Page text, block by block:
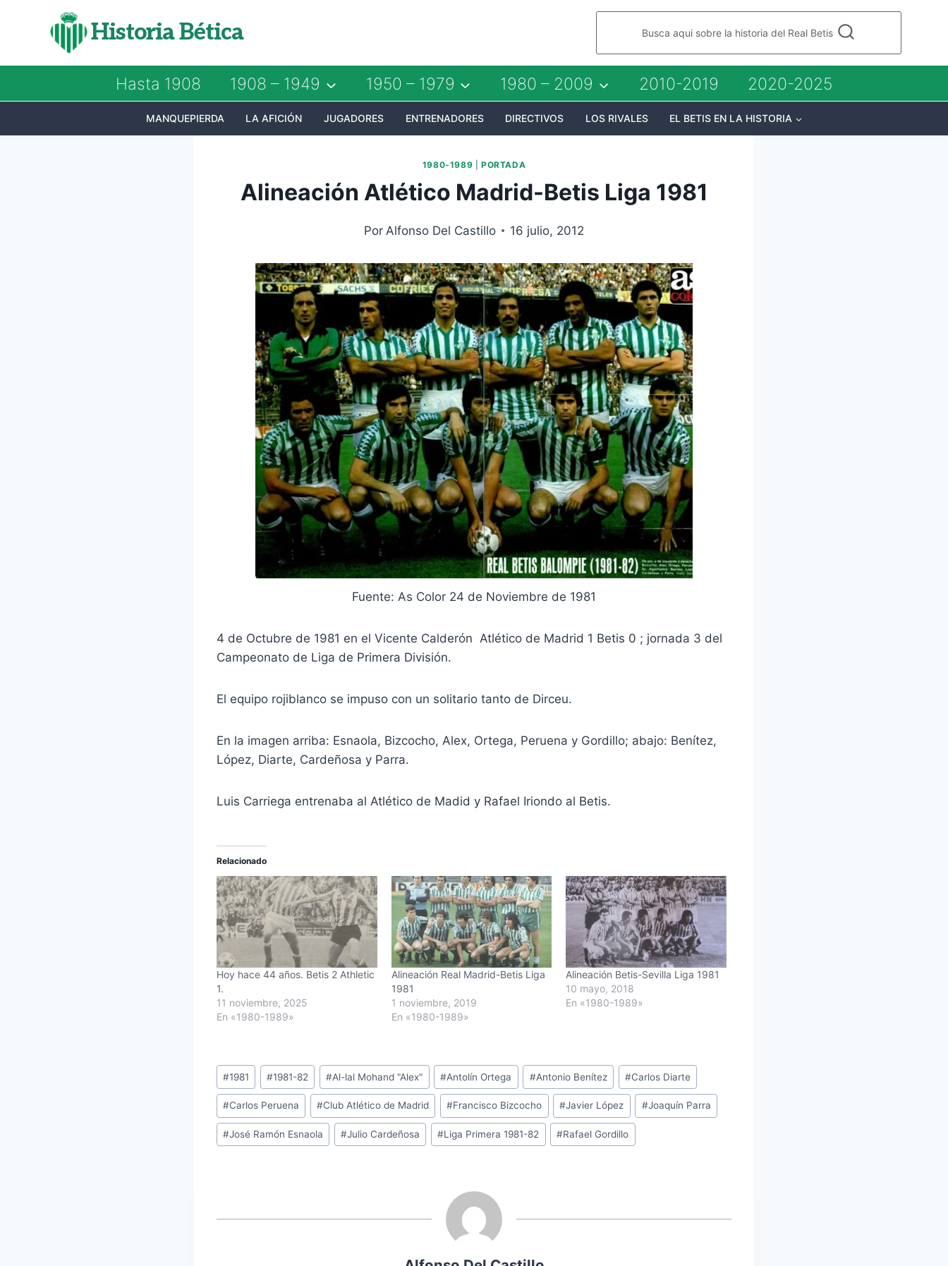
Historia Bética Busca aqui sobre la historia del Real Betis
Hasta 1908 1908 – 1949 1950 – 1979 1980 – 2009 2010-2019 2020-2025
MANQUEPIERDA LA AFICIÓN JUGADORES ENTRENADORES DIRECTIVOS LOS RIVALES EL BETIS EN LA HISTORIA
1980-1989 PORTADA
Alineación Atlético Madrid-Betis Liga 1981
Por Alfonso Del Castillo 16 julio, 2012
Fuente: As Color 24 de Noviembre de 1981
4 de Octubre de 1981 en el Vicente Calderón Atlético de Madrid 1 Betis 0 ; jornada 3 del
Campeonato de Liga de Primera División.
El equipo rojiblanco se impuso con un solitario tanto de Dirceu.
En la imagen arriba: Esnaola, Bizcocho, Alex, Ortega, Peruena y Gordillo; abajo: Benítez,
López, Diarte, Cardeñosa y Parra.
Luis Carriega entrenaba al Atlético de Madid y Rafael Iriondo al Betis.
Relacionado
Hoy hace 44 años. Betis 2 Athletic
1.
11 noviembre, 2025
En «1980-1989»
Alineación Real Madrid-Betis Liga
1981
1 noviembre, 2019
En «1980-1989»
Alineación Betis-Sevilla Liga 1981
10 mayo, 2018
En «1980-1989»
Etiquetas
de
la
entrada:
#1981 #1981-82 #Al-lal Mohand "Alex" #Antolín Ortega #Antonio Benítez #Carlos Diarte
#Carlos Peruena #Club Atlético de Madrid #Francisco Bizcocho #Javier López #Joaquín Parra
#José Ramón Esnaola #Julio Cardeñosa #Liga Primera 1981-82 #Rafael Gordillo